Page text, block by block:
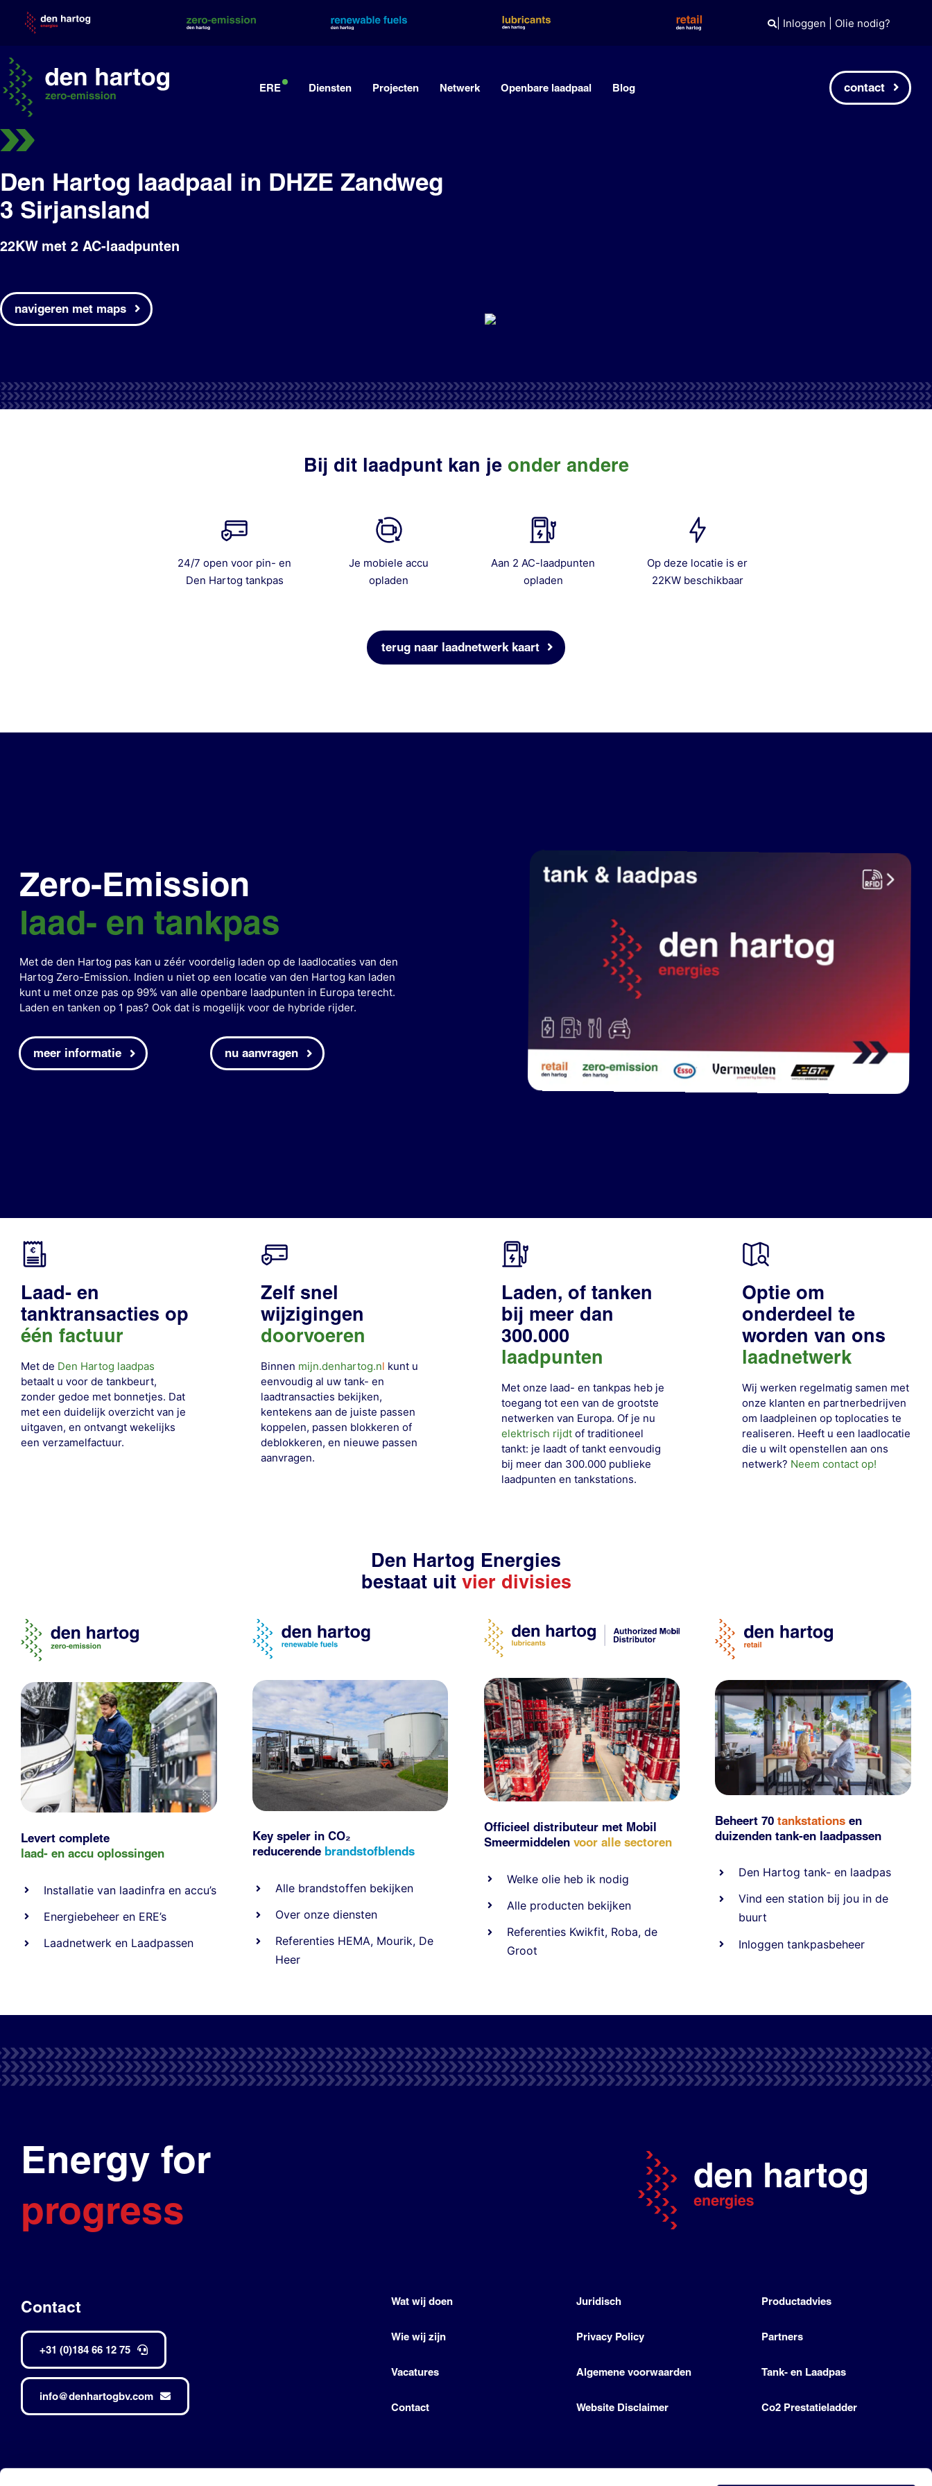
content
| Inloggen Olie nodig?
ERE Diensten Projecten Netwerk Openbare laadpaal Blog contact
Den Hartog laadpaal in DHZE Zandweg
3 Sirjansland
22KW met 2 AC-laadpunten
navigeren met maps
Bij dit laadpunt kan je onder andere
24/7 open voor pin- en
Den Hartog tankpas
Je mobiele accu
opladen
Aan 2 AC-laadpunten
opladen
Op deze locatie is er
22KW beschikbaar
terug naar laadnetwerk kaart
Zero-Emission
laad- en tankpas
Met de den Hartog pas kan u zéér voordelig laden op de laadlocaties van den
Hartog Zero-Emission. Indien u niet op een locatie van den Hartog kan laden
kunt u met onze pas op 99% van alle openbare laadpunten in Europa terecht.
Laden en tanken op 1 pas? Ook dat is mogelijk voor de hybride rijder.
meer informatie nu aanvragen
Laad- en
tanktransacties op
één factuur
Met de Den Hartog laadpas
betaalt u voor de tankbeurt,
zonder gedoe met bonnetjes. Dat
met een duidelijk overzicht van je
uitgaven, en ontvangt wekelijks
een verzamelfactuur.
Zelf snel
wijzigingen
doorvoeren
Binnen mijn.denhartog.nl kunt u
eenvoudig al uw tank- en
laadtransacties bekijken,
kentekens aan de juiste passen
koppelen, passen blokkeren of
deblokkeren, en nieuwe passen
aanvragen.
Laden, of tanken
bij meer dan
300.000
laadpunten
Met onze laad- en tankpas heb je
toegang tot een van de grootste
netwerken van Europa. Of je nu
elektrisch rijdt of traditioneel
tankt: je laadt of tankt eenvoudig
bij meer dan 300.000 publieke
laadpunten entankstations.
Optie om
onderdeel te
worden van ons
laadnetwerk
Wij werken regelmatig samen met
onze klanten en partnerbedrijven
om laadpleinen op toplocaties te
realiseren. Heeft u een laadlocatie
die u wilt openstellen aan ons
netwerk? Neem contact op!
Den Hartog Energies
bestaat uit vier divisies
Levert complete
laad- en accu oplossingen
Installatie van laadinfra en accu’s
Energiebeheer en ERE’s
Laadnetwerk en Laadpassen
Key speler in CO₂
reducerende brandstofblends
Alle brandstoffen bekijken
Over onze diensten
Referenties HEMA, Mourik, De
Heer
Officieel distributeur met Mobil
Smeermiddelen voor alle sectoren
Welke olie heb ik nodig
Alle producten bekijken
Referenties Kwikfit, Roba, de
Groot
Beheert 70tankstationsen
duizendentank-en laadpassen
Den Hartog tank- en laadpas
Vind een station bij jou in de
buurt
Inloggen tankpasbeheer
Energy for
progress
Contact
+31 (0)184 66 12 75
info@denhartogbv.com
Wat wij doen
Wie wij zijn
Vacatures
Contact
Juridisch
Privacy Policy
Algemene voorwaarden
Website Disclaimer
Productadvies
Partners
Tank- en Laadpas
Co2 Prestatieladder